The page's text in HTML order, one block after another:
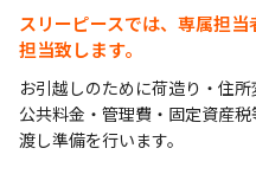
スリーピースでは、専属担
担当致します。
お引越しのために荷造り・住
公共料金・管理費・固定資産
渡し準備を行います。